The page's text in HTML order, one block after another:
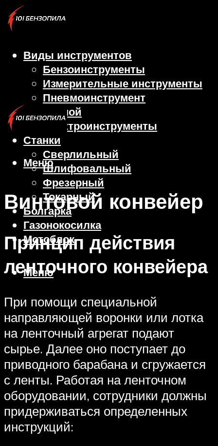
Виды инструментов
Бензоинструменты
Измерительные инструменты
Пневмоинструмент
Ручной
Электроинструменты
Станки
Сверлильный
Шлифовальный
Фрезерный
Токарный
Болгарка
Газонокосилка
Мотоблок
Меню
Меню
Винтовой конвейер
Принцип действия
ленточного конвейера
При помощи специальной
направляющей воронки или лотка
на ленточный агрегат подают
сырье. Далее оно поступает до
приводного барабана и сгружается
с ленты. Работая на ленточном
оборудовании, сотрудники должны
придерживаться определенных
инструкций: